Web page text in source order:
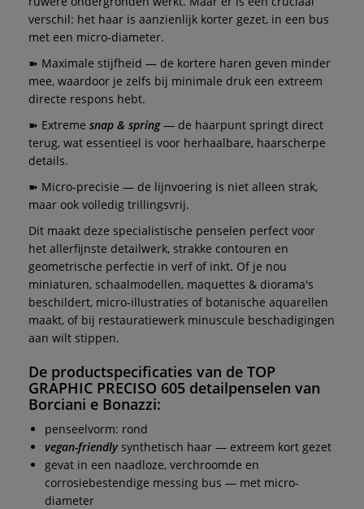
verschil: het haar is aanzienlijk korter gezet, in een bus
met een micro-diameter.
➽ Maximale stijfheid — de kortere haren geven minder
mee, waardoor je zelfs bij minimale druk een extreem
directe respons hebt.
➽ Extreme snap & spring— de haarpunt springt direct
terug, wat essentieel is voor herhaalbare, haarscherpe
details.
➽ Micro-precisie — de lijnvoering is niet alleen strak,
maar ook volledig trillingsvrij.
Dit maakt deze specialistische penselen perfect voor
het allerfijnste detailwerk, strakke contouren en
geometrische perfectie in verf of inkt. Of je nou
miniaturen, schaalmodellen, maquettes & diorama's
beschildert, micro-illustraties of botanische aquarellen
maakt, of bij restauratiewerk minuscule beschadigingen
aan wilt stippen.
De productspecificaties van de TOP
GRAPHIC PRECISO 605 detailpenselen van
Borciani e Bonazzi:
penseelvorm: rond
vegan-friendlysynthetisch haar — extreem kort gezet
gevat in een naadloze, verchroomde en
corrosiebestendige messing bus — met micro-
diameter